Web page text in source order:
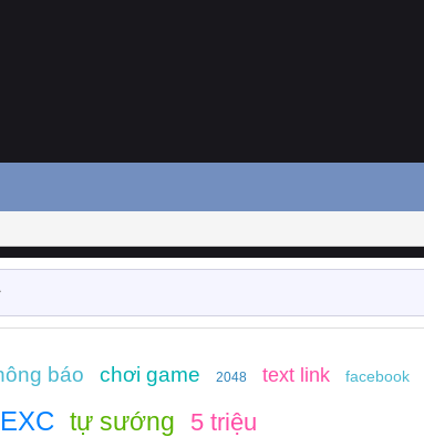
báo chơi game 2048 text link facebook
tự sướng 5 triệu